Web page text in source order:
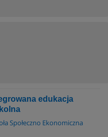
edukacja
Społeczno Ekonomiczna